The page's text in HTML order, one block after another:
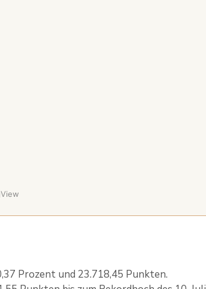
Prozent und 23.718,45 Punkten.